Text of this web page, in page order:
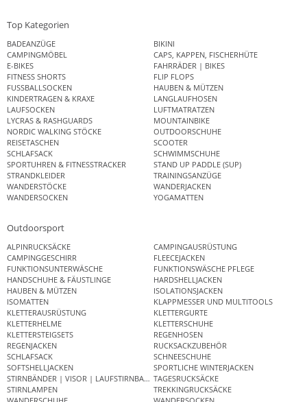
Top Kategorien
BADEANZÜGE
BIKINI
CAMPINGMÖBEL
CAPS, KAPPEN, FISCHERHÜTE
E-BIKES
FAHRRÄDER | BIKES
FITNESS SHORTS
FLIP FLOPS
FUSSBALLSOCKEN
HAUBEN & MÜTZEN
KINDERTRAGEN & KRAXE
LANGLAUFHOSEN
LAUFSOCKEN
LUFTMATRATZEN
LYCRAS & RASHGUARDS
MOUNTAINBIKE
NORDIC WALKING STÖCKE
OUTDOORSCHUHE
REISETASCHEN
SCOOTER
SCHLAFSACK
SCHWIMMSCHUHE
SPORTUHREN & FITNESSTRACKER
STAND UP PADDLE (SUP)
STRANDKLEIDER
TRAININGSANZÜGE
WANDERSTÖCKE
WANDERJACKEN
WANDERSOCKEN
YOGAMATTEN
Outdoorsport
ALPINRUCKSÄCKE
CAMPINGAUSRÜSTUNG
CAMPINGGESCHIRR
FLEECEJACKEN
FUNKTIONSUNTERWÄSCHE
FUNKTIONSWÄSCHE PFLEGE
HANDSCHUHE & FÄUSTLINGE
HARDSHELLJACKEN
HAUBEN & MÜTZEN
ISOLATIONSJACKEN
ISOMATTEN
KLAPPMESSER UND MULTITOOLS
KLETTERAUSRÜSTUNG
KLETTERGURTE
KLETTERHELME
KLETTERSCHUHE
KLETTERSTEIGSETS
REGENHOSEN
REGENJACKEN
RUCKSACKZUBEHÖR
SCHLAFSACK
SCHNEESCHUHE
SOFTSHELLJACKEN
SPORTLICHE WINTERJACKEN
STIRNBÄNDER | VISOR | LAUFSTIRNBANDTAGESRUCKSÄCKE
STIRNLAMPEN
TREKKINGRUCKSÄCKE